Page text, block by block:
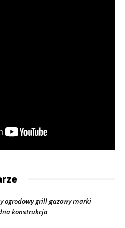
ogrodowy grill gazowy marki
konstrukcja